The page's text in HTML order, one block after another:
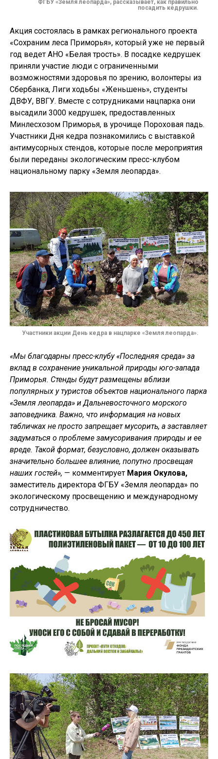
ФГБУ «Земля леопарда», рассказывает, как правильно
посадить кедрушки.
Акция состоялась в рамках регионального проекта
«Сохраним леса Приморья», который уже не первый
год ведет АНО «Белая трость». В посадке кедрушек
приняли участие люди с ограниченными
возможностями здоровья по зрению, волонтеры из
Сбербанка, Лиги ходьбы «Женьшень», студенты
ДВФУ, ВВГУ. Вместе с сотрудниками нацпарка они
высадили 3000 кедрушек, предоставленных
Минлесхозом Приморья, в урочище Пороховая падь.
Участники Дня кедра познакомились с выставкой
антимусорных стендов, которые после мероприятия
были переданы экологическим пресс-клубом
национальному парку «Земля леопарда».
Участники акции День кедра в нацпарке «Земля леопарда».
«Мы благодарны пресс-клубу «Последняя среда» за
вклад в сохранение уникальной природы юго-запада
Приморья. Стенды будут размещены вблизи
популярных у туристов объектов национального парка
«Земля леопарда» и Дальневосточного морского
заповедника. Важно, что информация на новых
табличках не просто запрещает мусорить, а заставляет
задуматься о проблеме замусоривания природы и ее
вреде. Такой формат, безусловно, должен оказывать
значительно большее влияние, попутно просвещая
наших гостей», — комментирует Мария Окулова,
заместитель директора ФГБУ «Земля леопарда» по
экологическому просвещению и международному
сотрудничество.